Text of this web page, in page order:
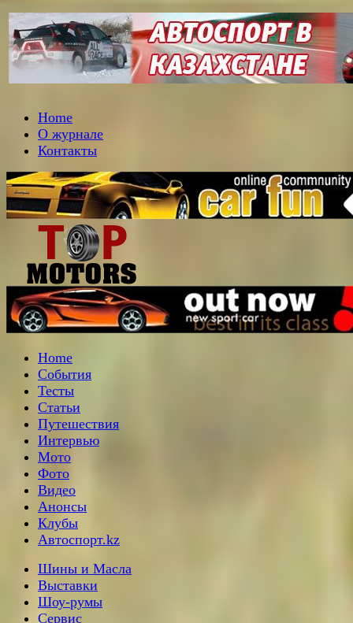
Home
О журнале
Контакты
Home
События
Тесты
Статьи
Путешествия
Интервью
Мото
Фото
Видео
Анонсы
Клубы
Автоспорт.kz
Шины и Масла
Выставки
Шоу-румы
Сервис